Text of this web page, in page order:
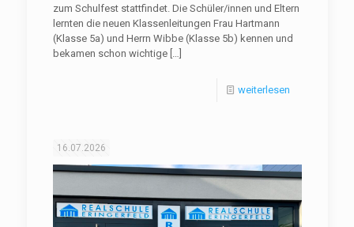
zum Schulfest stattfindet. Die Schüler/innen und Eltern
lernten die neuen Klassenleitungen Frau Hartmann
(Klasse 5a) und Herrn Wibbe (Klasse 5b) kennen und
bekamen schon wichtige[…]
weiterlesen
16.07.2026